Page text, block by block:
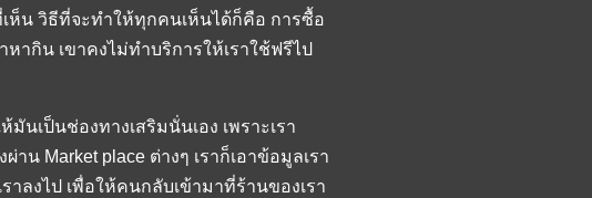
ห็น วิธีที่จะทำให้ทุกคนเห็นได้ก็คือ การซื้อ
ากิน เขาคงไม่ทำบริการให้เราใช้ฟรีไป
มันเป็นช่องทางเสริมนั่นเอง เพราะเรา
น Market place ต่างๆ เราก็เอาข้อมูลเรา
าลงไป เพื่อให้คนกลับเข้ามาที่ร้านของเรา